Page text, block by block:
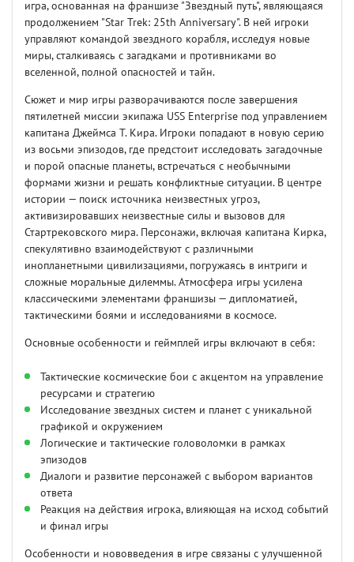
игра, основанная на франшизе "Звездный путь", являющаяся
продолжением "Star Trek: 25th Anniversary". В ней игроки
управляют командой звездного корабля, исследуя новые
миры, сталкиваясь с загадками и противниками во
вселенной, полной опасностей и тайн.
Сюжет и мир игры разворачиваются после завершения
пятилетней миссии экипажа USS Enterprise под управлением
капитана Джеймса Т. Кира. Игроки попадают в новую серию
из восьми эпизодов, где предстоит исследовать загадочные
и порой опасные планеты, встречаться с необычными
формами жизни и решать конфликтные ситуации. В центре
истории — поиск источника неизвестных угроз,
активизировавших неизвестные силы и вызовов для
Стартрековского мира. Персонажи, включая капитана Кирка,
спекулятивно взаимодействуют с различными
инопланетными цивилизациями, погружаясь в интриги и
сложные моральные дилеммы. Атмосфера игры усилена
классическими элементами франшизы — дипломатией,
тактическими боями и исследованиями в космосе.
Основные особенности и геймплей игры включают в себя:
Тактические космические бои с акцентом на управление
ресурсами и стратегию
Исследование звездных систем и планет с уникальной
графикой и окружением
Логические и тактические головоломки в рамках
эпизодов
Диалоги и развитие персонажей с выбором вариантов
ответа
Реакция на действия игрока, влияющая на исход событий
и финал игры
Особенности и нововведения в игре связаны с улучшенной